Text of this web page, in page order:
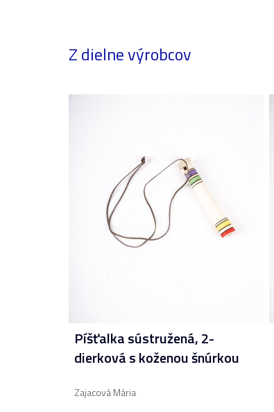
Z dielne výrobcov
Píšťalka sústružená, 2-
dierková s koženou šnúrkou
Zajacová Mária